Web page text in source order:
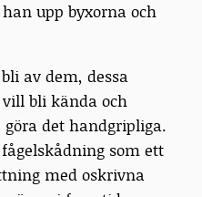
upp byxorna och
av dem, dessa
bli kända och
det handgripliga.
som ett
med oskrivna